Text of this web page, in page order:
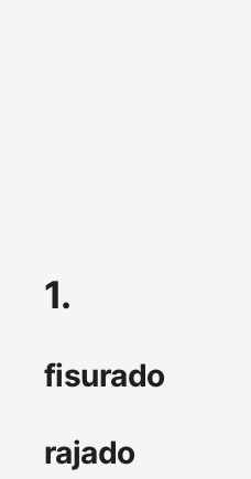
1.
fisurado
rajado